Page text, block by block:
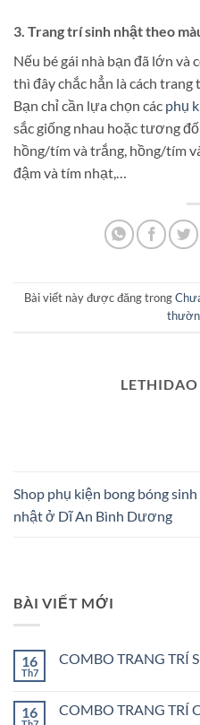
3. Trang trí sinh nhật theo
Nếu bé gái nhà bạn đã lớn và
thì đây chắc hẳn là cách
Bạn chỉ cần lựa chọn các phụ
sắc giống nhau hoặc tương
hồng/tím và trắng, hồng/tím
đậm và tím nhạt,…
Bài viết này được đăng trong
LETHIDAO
Shop phụ kiện bong bóng sinh
nhật ở Dĩ An Bình Dương
BÀI VIẾT MỚI
16
Th7
COMBO TRANG TRÍ
luận
16 COMBO TRANG TRÍ